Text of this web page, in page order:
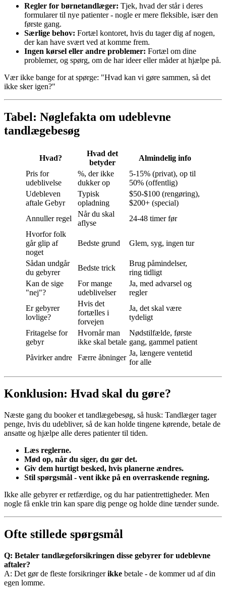
Regler for børnetandlæger: Tjek, hvad der står i deres
formularer til nye patienter - nogle er mere fleksible, især den
første gang.
Særlige behov: Fortæl kontoret, hvis du tager dig af nogen,
der kan have svært ved at komme frem.
Ingen kørsel eller andre problemer: Fortæl om dine
problemer, og spørg, om de har ideer eller måder at hjælpe på.
Vær ikke bange for at spørge: "Hvad kan vi gøre sammen, så det
ikke sker igen?"
Tabel: Nøglefakta om udeblevne
tandlægebesøg
Hvad?
Hvad det
betyder
Almindelig info
Pris for
udeblivelse
%, der ikke
dukker op
5-15% (privat), op til
50% (offentlig)
Udebleven
aftale Gebyr
Typisk
opladning
$50-$100 (rengøring),
$200+ (special)
Annuller regel
Når du skal
aflyse
24-48 timer før
Hvorfor folk
går glip af
noget
Bedste grund Glem, syg, ingen tur
Sådan undgår
du gebyrer
Bedste trick
Brug påmindelser,
ring tidligt
Kan de sige
"nej"?
For mange
udeblivelser
Ja, med advarsel og
regler
Er gebyrer
lovlige?
Hvis det
fortælles i
forvejen
Ja, det skal være
tydeligt
Fritagelse for
gebyr
Hvornår man
ikke skal betale
Nødstilfælde, første
gang, gammel patient
Påvirker andre
Færre åbninger
Ja, længere ventetid
for alle
Konklusion: Hvad skal du gøre?
Næste gang du booker et tandlægebesøg, så husk: Tandlæger tager
penge, hvis du udebliver, så de kan holde tingene kørende, betale de
ansatte og hjælpe alle deres patienter til tiden.
Læs reglerne.
Mød op, når du siger, du gør det.
Giv dem hurtigt besked, hvis planerne ændres.
Stil spørgsmål - vent ikke på en overraskende regning.
Ikke alle gebyrer er retfærdige, og du har patientrettigheder. Men
nogle få enkle trin kan spare dig penge og holde dine tænder sunde.
Ofte stillede spørgsmål
Q: Betaler tandlægeforsikringen disse gebyrer for udeblevne
aftaler?
A: Det gør de fleste forsikringerikke betale - de kommer ud af din
egen lomme.